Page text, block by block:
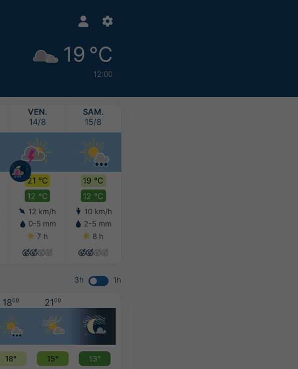
19 °C
12:00
VEN.
14/8
21 °C
12 °C
12 km/h
0-5 mm
7 h
SAM.
15/8
19 °C
12 °C
10 km/h
2-5 mm
8 h
3h 1h
1800 2100
18° 15°
13°